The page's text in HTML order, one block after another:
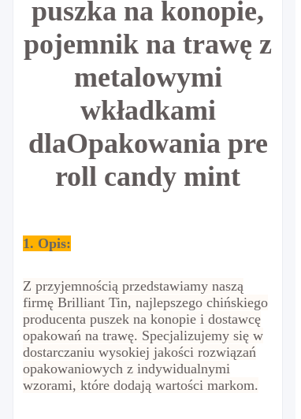
puszka na konopie,
pojemnik na trawę z
metalowymi
wkładkami
dlaOpakowania pre
roll candy mint
1. Opis:
Z przyjemnością przedstawiamy naszą
firmę Brilliant Tin, najlepszego chińskiego
producenta puszek na konopie i dostawcę
opakowań na trawę. Specjalizujemy się w
dostarczaniu wysokiej jakości rozwiązań
opakowaniowych z indywidualnymi
wzorami, które dodają wartości markom.